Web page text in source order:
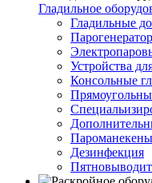
Гладильное
Гладильные
Устройства
Консольные
Пароманекены
Дезинфекция